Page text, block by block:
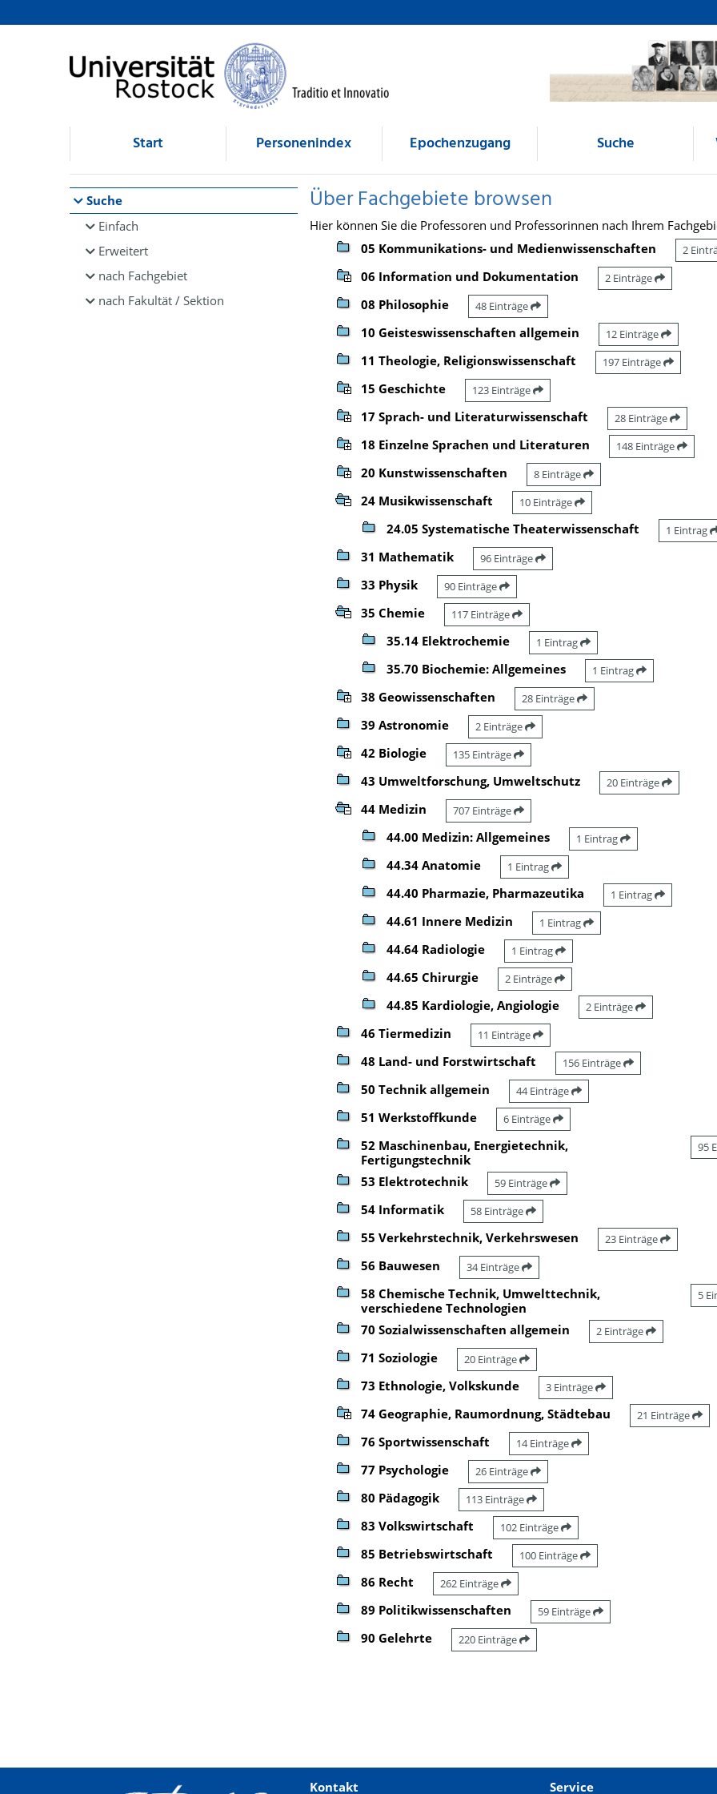
Browsen
direkt zum Inhalt
Start Personenindex Epochenzugang Suche
Suche
Einfach
Erweitert
nach Fachgebiet
nach Fakultät / Sektion
Über Fachgebiete browsen
Hier können Sie die Professoren und Professorinnen nach Ihrem
05 Kommunikations- und Medienwissenschaften
2
06 Information und Dokumentation 2 Einträge
08 Philosophie 48 Einträge
10 Geisteswissenschaften allgemein 12 Einträge
11 Theologie, Religionswissenschaft 197 Einträge
15 Geschichte 123 Einträge
17 Sprach- und Literaturwissenschaft 28 Einträge
18 Einzelne Sprachen und Literaturen 148 Einträge
20 Kunstwissenschaften 8 Einträge
24 Musikwissenschaft 10 Einträge
24.05 Systematische Theaterwissenschaft 1 Eintrag
31 Mathematik 96 Einträge
33 Physik 90 Einträge
35 Chemie 117 Einträge
35.14 Elektrochemie 1 Eintrag
35.70 Biochemie: Allgemeines 1 Eintrag
38 Geowissenschaften 28 Einträge
39 Astronomie 2 Einträge
42 Biologie 135 Einträge
43 Umweltforschung, Umweltschutz 20 Einträge
44 Medizin 707 Einträge
44.00 Medizin: Allgemeines 1 Eintrag
44.34 Anatomie 1 Eintrag
44.40 Pharmazie, Pharmazeutika 1 Eintrag
44.61 Innere Medizin 1 Eintrag
44.64 Radiologie 1 Eintrag
44.65 Chirurgie 2 Einträge
44.85 Kardiologie, Angiologie 2 Einträge
46 Tiermedizin 11 Einträge
48 Land- und Forstwirtschaft 156 Einträge
50 Technik allgemein 44 Einträge
51 Werkstoffkunde 6 Einträge
52 Maschinenbau, Energietechnik,
Fertigungstechnik
95
53 Elektrotechnik 59 Einträge
54 Informatik 58 Einträge
55 Verkehrstechnik, Verkehrswesen 23 Einträge
56 Bauwesen 34 Einträge
58 Chemische Technik, Umwelttechnik,
verschiedene Technologien
5
70 Sozialwissenschaften allgemein 2 Einträge
71 Soziologie 20 Einträge
73 Ethnologie, Volkskunde 3 Einträge
74 Geographie, Raumordnung, Städtebau 21 Einträge
76 Sportwissenschaft 14 Einträge
77 Psychologie 26 Einträge
80 Pädagogik 113 Einträge
83 Volkswirtschaft 102 Einträge
85 Betriebswirtschaft 100 Einträge
86 Recht 262 Einträge
89 Politikwissenschaften 59 Einträge
90 Gelehrte 220 Einträge
Kontakt Service